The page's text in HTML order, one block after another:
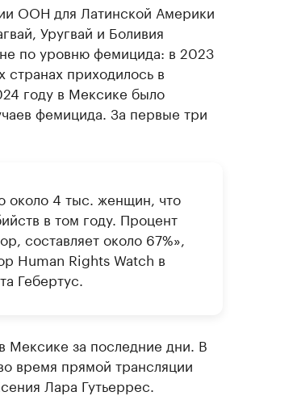
ООН для Латинской Америки
Уругвай и Боливия
по уровню фемицида: в 2023
приходилось в
году в Мексике было
фемицида. За первые три
около 4 тыс. женщин, что
в том году. Процент
составляет около 67%»,
Human Rights Watch в
Гебертус.
Мексике за последние дни. В
время прямой трансляции
Лара Гутьеррес.